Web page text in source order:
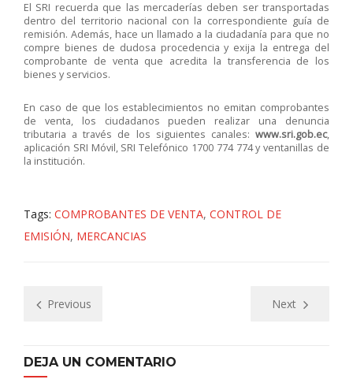
El SRI recuerda que las mercaderías deben ser transportadas
dentro del territorio nacional con la correspondiente guía de
remisión. Además, hace un llamado a la ciudadanía para que no
compre bienes de dudosa procedencia y exija la entrega del
comprobante de venta que acredita la transferencia de los
bienes y servicios.
En caso de que los establecimientos no emitan comprobantes
de venta, los ciudadanos pueden realizar una denuncia
tributaria a través de los siguientes canales: www.sri.gob.ec,
aplicación SRI Móvil, SRI Telefónico 1700 774 774 y ventanillas de
la institución.
Tags: COMPROBANTES DE VENTA, CONTROL DE
EMISIÓN, MERCANCIAS
Previous Next
DEJA UN COMENTARIO